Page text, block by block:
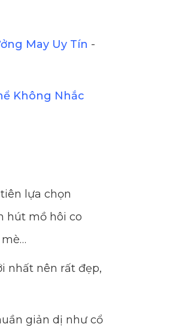
May Uy Tín -
Không Nhắc
lựa chọn
hút mồ hôi co
nhất nên rất đẹp,
giản dị như cổ